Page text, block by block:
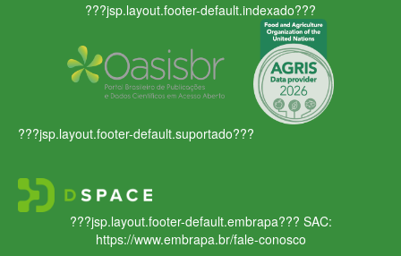
???jsp.layout.footer-default.indexado???
???jsp.layout.footer-default.suportado???
???jsp.layout.footer-default.embrapa??? SAC:
https://www.embrapa.br/fale-conosco